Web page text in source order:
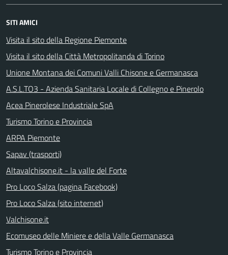
SITI AMICI
Visita il sito della Regione Piemonte
Visita il sito della Città Metropolitanda di Torino
Unione Montana dei Comuni Valli Chisone e Germanasca
A.S.L.TO3 - Azienda Sanitaria Locale di Collegno e Pinerolo
Acea Pinerolese Industriale SpA
Turismo Torino e Provincia
ARPA Piemonte
Sapav (trasporti)
Altavalchisone.it - la valle del Forte
Pro Loco Salza (pagina Facebook)
Pro Loco Salza (sito internet)
Valchisone.it
Ecomuseo delle Miniere e della Valle Germanasca
Turismo Torino e Provincia